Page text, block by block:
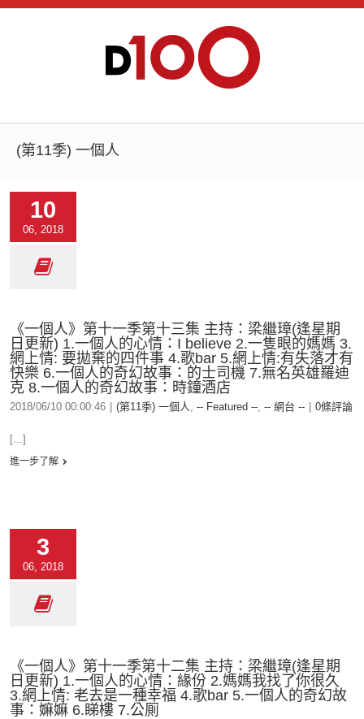
(第11季) 一個人
10
06, 2018
《一個人》第十一季第十三集 主持：梁繼璋(逢星期
日更新) 1.一個人的心情：I believe 2.一隻眼的媽媽 3.
網上情: 要拋棄的四件事 4.歌bar 5.網上情:有失落才有
快樂 6.一個人的奇幻故事：的士司機 7.無名英雄羅迪
克 8.一個人的奇幻故事：時鐘酒店
2018/06/10 00:00:46 (第11季) 一個人, -- Featured --, -- 網台 -- 0條評論
[...]
進一步了解
3
06, 2018
《一個人》第十一季第十二集 主持：梁繼璋(逢星期
日更新) 1.一個人的心情：緣份 2.媽媽我找了你很久
3.網上情: 老去是一種幸福 4.歌bar 5.一個人的奇幻故
事：嫲嫲 6.睇樓 7.公厠